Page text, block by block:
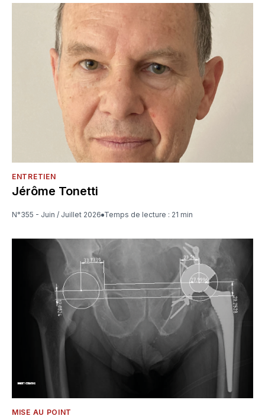
ENTRETIEN
Jérôme Tonetti
N°355 - Juin / Juillet 2026 Temps de lecture : 21 min
MISE AU POINT